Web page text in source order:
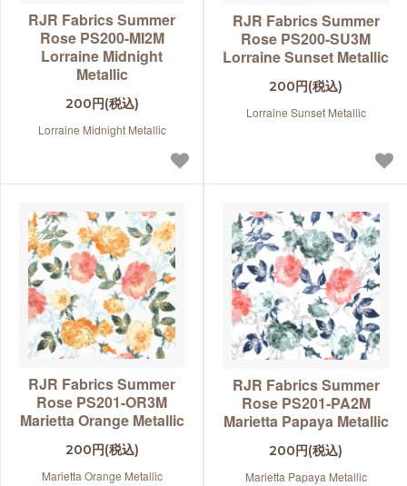
RJR Fabrics Summer
Rose PS200-MI2M
Lorraine Midnight
Metallic
200円(税込)
Lorraine Midnight Metallic
RJR Fabrics Summer
Rose PS200-SU3M
Lorraine Sunset Metallic
200円(税込)
Lorraine Sunset Metallic
RJR Fabrics Summer
Rose PS201-OR3M
Marietta Orange Metallic
200円(税込)
Marietta Orange Metallic
RJR Fabrics Summer
Rose PS201-PA2M
Marietta Papaya Metallic
200円(税込)
Marietta Papaya Metallic